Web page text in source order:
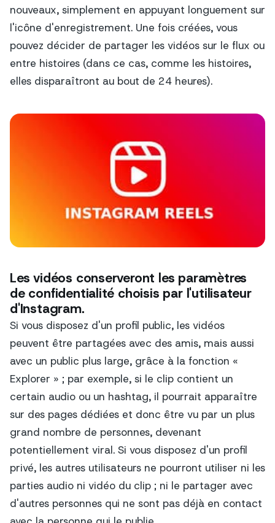
nouveaux, simplement en appuyant longuement sur
l'icône d'enregistrement. Une fois créées, vous
pouvez décider de partager les vidéos sur le flux ou
entre histoires (dans ce cas, comme les histoires,
elles disparaîtront au bout de 24 heures).
Les vidéos conserveront les paramètres
de confidentialité choisis par l'utilisateur
d'Instagram.
Si vous disposez d'un profil public, les vidéos
peuvent être partagées avec des amis, mais aussi
avec un public plus large, grâce à la fonction «
Explorer » ; par exemple, si le clip contient un
certain audio ou un hashtag, il pourrait apparaître
sur des pages dédiées et donc être vu par un plus
grand nombre de personnes, devenant
potentiellement viral. Si vous disposez d'un profil
privé, les autres utilisateurs ne pourront utiliser ni les
parties audio ni vidéo du clip ; ni le partager avec
d'autres personnes qui ne sont pas déjà en contact